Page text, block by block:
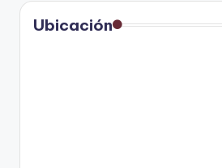
Ubicación